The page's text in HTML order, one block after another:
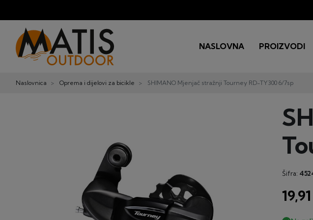
NASLOVNA PROIZVODI
Naslovnica Oprema i dijelovi za bicikle SHIMANO Mjenjač stražnji Tourney RD-TY300 6/7sp
Šifra: